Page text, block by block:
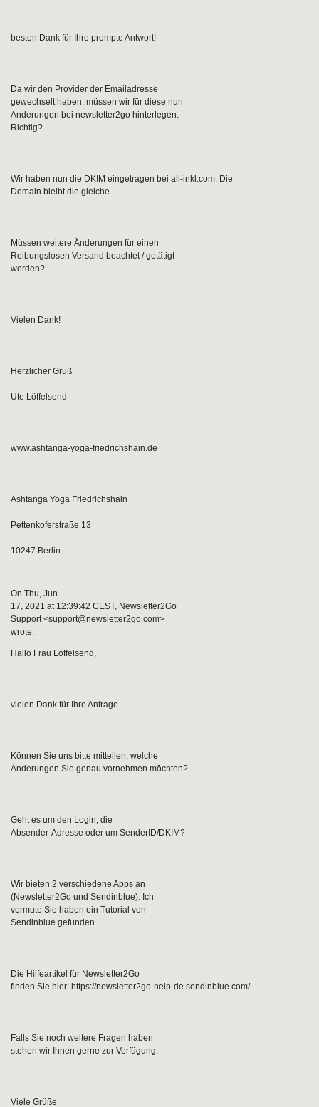
besten Dank für Ihre prompte Antwort!
Da wir den Provider der Emailadresse
gewechselt haben, müssen wir für diese nun
Änderungen bei newsletter2go hinterlegen.
Richtig?
Wir haben nun die DKIM eingetragen bei all-inkl.com. Die
Domain bleibt die gleiche.
Müssen weitere Änderungen für einen
Reibungslosen Versand beachtet / getätigt
werden?
Vielen Dank!
Herzlicher Gruß
Ute Löffelsend
www.ashtanga-yoga-friedrichshain.de
Ashtanga Yoga Friedrichshain
Pettenkoferstraße 13
10247 Berlin
On Thu, Jun
17, 2021 at 12:39:42 CEST, Newsletter2Go
Support <support@newsletter2go.com>
wrote:
Hallo Frau Löffelsend,
vielen Dank für Ihre Anfrage.
Können Sie uns bitte mitteilen, welche
Änderungen Sie genau vornehmen möchten?
Geht es um den Login, die
Absender-Adresse oder um SenderID/DKIM?
Wir bieten 2 verschiedene Apps an
(Newsletter2Go und Sendinblue). Ich
vermute Sie haben ein Tutorial von
Sendinblue gefunden.
Die Hilfeartikel für Newsletter2Go
finden Sie hier: https://newsletter2go-help-de.sendinblue.com/
Falls Sie noch weitere Fragen haben
stehen wir Ihnen gerne zur Verfügung.
Viele Grüße